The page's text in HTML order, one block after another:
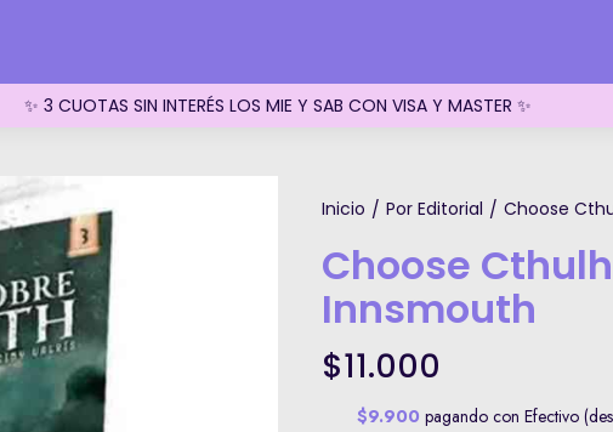
✨ 3 CUOTAS SIN INTERÉS LOS MIE Y SAB CON VISA Y MASTER ✨
Inicio / Por Editorial / Choose
Choose
Innsmouth
$11.000
$9.900 pagando con Efectivo